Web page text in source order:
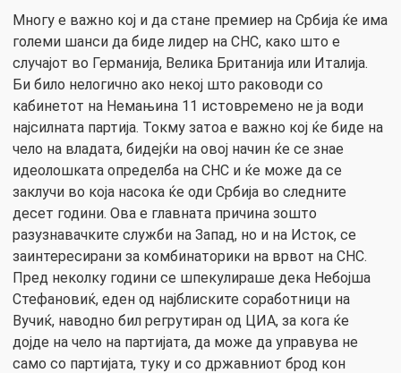
Многу е важно кој и да стане премиер на Србија ќе има
големи шанси да биде лидер на СНС, како што е
случајот во Германија, Велика Британија или Италија.
Би било нелогично ако некој што раководи со
кабинетот на Немањина 11 истовремено не ја води
најсилната партија. Токму затоа е важно кој ќе биде на
чело на владата, бидејќи на овој начин ќе се знае
идеолошката определба на СНС и ќе може да се
заклучи во која насока ќе оди Србија во следните
десет години. Ова е главната причина зошто
разузнавачките служби на Запад, но и на Исток, се
заинтересирани за комбинаторики на врвот на СНС.
Пред неколку години се шпекулираше дека Небојша
Стефановиќ, еден од најблиските соработници на
Вучиќ, наводно бил регрутиран од ЦИА, за кога ќе
дојде на чело на партијата, да може да управува не
само со партијата, туку и со државниот брод кон